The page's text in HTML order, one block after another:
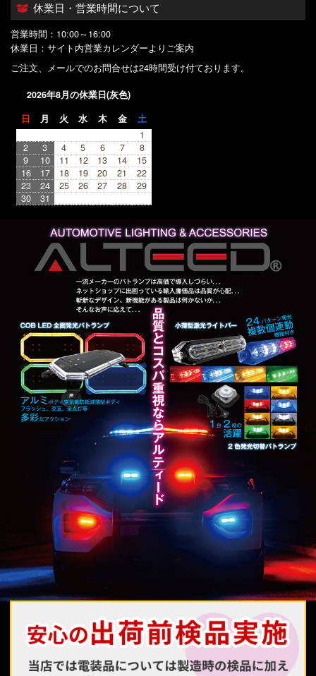
休業日・営業時間について
営業時間：10:00～16:00
休業日：サイト内営業カレンダーよりご案内
ご注文、メールでのお問合せは24時間受け付ております。
2026年8月の休業日(灰色)
日 月 火 水 木 金 土
1
2
3 4 5 6 7
8
9
10 11 12 13 14
15
16
17 18 19 20 21
22
23
24 25 26 27 28
29
30
31